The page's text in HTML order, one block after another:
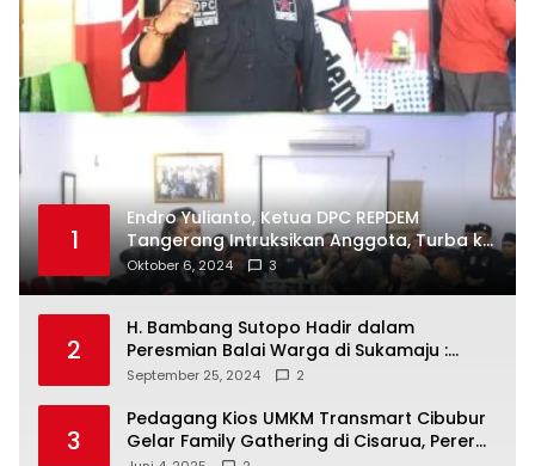
1
Endro Yulianto, Ketua DPC REPDEM
Tangerang Intruksikan Anggota, Turba ke
Masyarakat Dan Jalani Apa Yang di
Putuskan RAKERCABSUS
Oktober 6, 2024 3
2
H. Bambang Sutopo Hadir dalam
Peresmian Balai Warga di Sukamaju :
Wadah Baru untuk Kolaborasi dan
September 25, 2024 2
3
Pedagang Kios UMKM Transmart Cibubur
Gelar Family Gathering di Cisarua, Pererat